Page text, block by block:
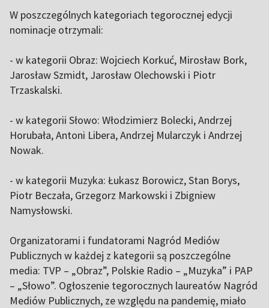
W poszczególnych kategoriach tegorocznej edycji
nominacje otrzymali:
- w kategorii Obraz: Wojciech Korkuć, Mirosław Bork,
Jarosław Szmidt, Jarosław Olechowski i Piotr
Trzaskalski.
- w kategorii Słowo: Włodzimierz Bolecki, Andrzej
Horubała, Antoni Libera, Andrzej Mularczyk i Andrzej
Nowak.
- w kategorii Muzyka: Łukasz Borowicz, Stan Borys,
Piotr Beczała, Grzegorz Markowski i Zbigniew
Namysłowski.
Organizatorami i fundatorami Nagród Mediów
Publicznych w każdej z kategorii są poszczególne
media: TVP – „Obraz”, Polskie Radio – „Muzyka” i PAP
– „Słowo”. Ogłoszenie tegorocznych laureatów Nagród
Mediów Publicznych, ze względu na pandemię, miało